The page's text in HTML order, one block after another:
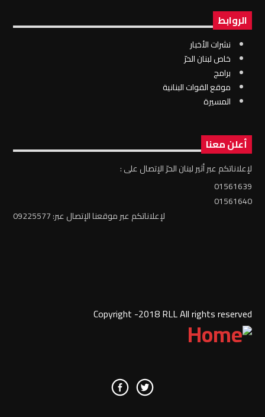
الروابط
نشرات الأخبار
خاص لبنان الحرّ
برامج
موقع القوات البنانية
المسيرة
أعلن معنا
لإعلاناتكم عبر أثير لبنان الحرّ الإتصال على :
01561639
01561640
لإعلاناتكم عبر موقعنا الإتصال عبر: 09225577
Copyright -2018 RLL All rights reserved